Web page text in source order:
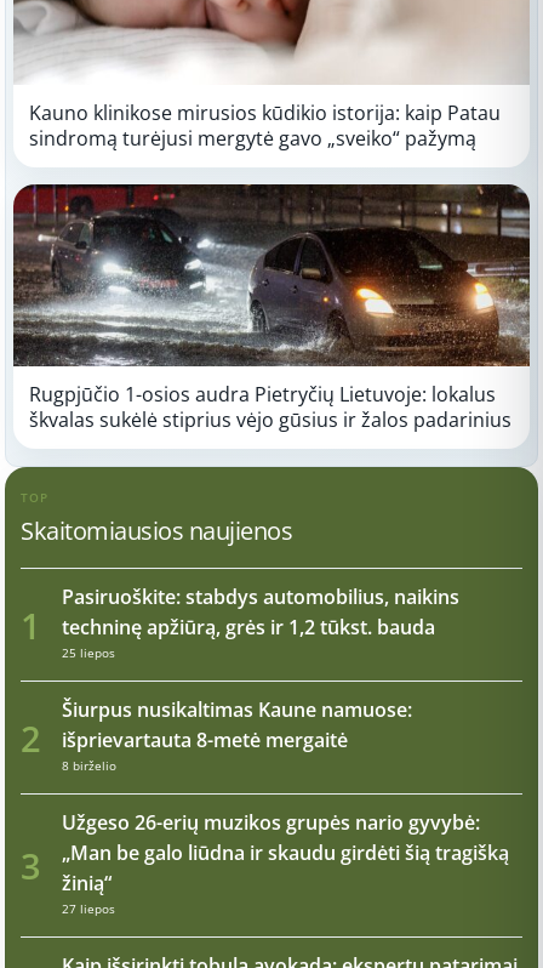
Kauno klinikose mirusios kūdikio istorija: kaip Patau
sindromą turėjusi mergytė gavo „sveiko“ pažymą
Rugpjūčio 1-osios audra Pietryčių Lietuvoje: lokalus
škvalas sukėlė stiprius vėjo gūsius ir žalos padarinius
TOP
Skaitomiausios naujienos
1
Pasiruoškite: stabdys automobilius, naikins
techninę apžiūrą, grės ir 1,2 tūkst. bauda
25 liepos
2
Šiurpus nusikaltimas Kaune namuose:
išprievartauta 8-metė mergaitė
8 birželio
3
Užgeso 26-erių muzikos grupės nario gyvybė:
„Man be galo liūdna ir skaudu girdėti šią tragišką
žinią“
27 liepos